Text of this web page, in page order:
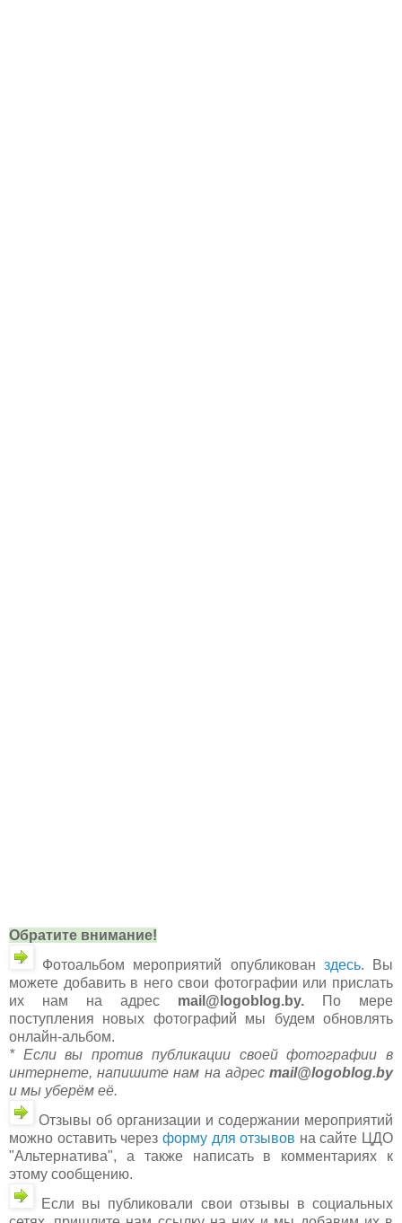
Обратите внимание!
Фотоальбом мероприятий опубликован здесь. Вы
можете добавить в него свои фотографии или прислать
их нам на адрес mail@logoblog.by.
По мере
поступления новых фотографий мы будем обновлять
онлайн-альбом.
* Если вы против публикации своей фотографии в
интернете, напишите нам на адресmail@logoblog.by
и мы уберём её.
Отзывы об организации и содержании мероприятий
можно оставить через форму для отзывов на сайте ЦДО
"Альтернатива", а также написать в комментариях к
этому сообщению.
Если вы публиковали свои отзывы в социальных